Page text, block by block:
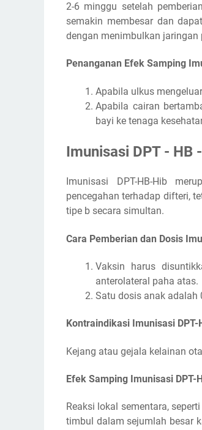
2-6 minggu setelah
semakin membesar dan
dengan menimbulkan jaringan
Penanganan Efek Samping
Apabila ulkus
Apabila cairan
bayi ke tenaga
Imunisasi DPT - HB
Imunisasi DPT-HB-Hib
pencegahan terhadap difteri,
tipe b secara simultan.
Cara Pemberian dan Dosis
Vaksin harus
anterolateral paha atas.
Satu dosis anak adalah
Kontraindikasi Imunisasi DPT-
Kejang atau gejala kelainan
Efek Samping Imunisasi DPT-
Reaksi lokal sementara,
timbul dalam sejumlah besar